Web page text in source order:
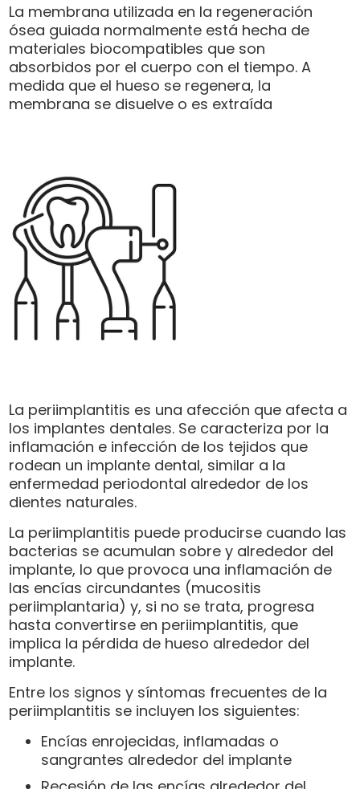
La membrana utilizada en la regeneración
ósea guiada normalmente está hecha de
materiales biocompatibles que son
absorbidos por el cuerpo con el tiempo. A
medida que el hueso se regenera, la
membrana se disuelve o es extraída
La periimplantitis es una afección que afecta a
los implantes dentales. Se caracteriza por la
inflamación e infección de los tejidos que
rodean un implante dental, similar a la
enfermedad periodontal alrededor de los
dientes naturales.
La periimplantitis puede producirse cuando las
bacterias se acumulan sobre y alrededor del
implante, lo que provoca una inflamación de
las encías circundantes (mucositis
periimplantaria) y, si no se trata, progresa
hasta convertirse en periimplantitis, que
implica la pérdida de hueso alrededor del
implante.
Entre los signos y síntomas frecuentes de la
periimplantitis se incluyen los siguientes:
Encías enrojecidas, inflamadas o
sangrantes alrededor del implante